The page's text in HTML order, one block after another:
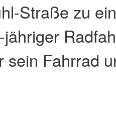
Straße zu
sein Fahrrad